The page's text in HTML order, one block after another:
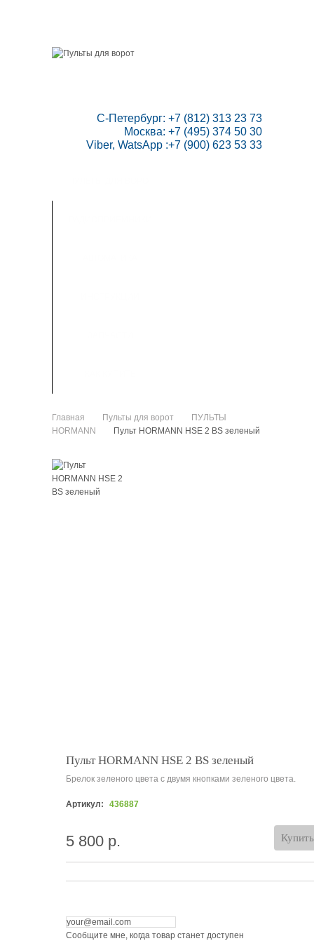
Москва: +7 (495) 374 50 30
Viber, WatsApp :+7 (900) 623 53 33
Главная
>
Пульты для ворот
>
ПУЛЬТЫ
HORMANN
Пульт HORMANN HSE 2 BS зеленый
Пульт HORMANN HSE 2 BS зеленый
Брелок зеленого цвета с двумя кнопками зеленого цвета.
Артикул: 436887
5 800 р. Купить
Сообщите мне, когда товар станет доступен